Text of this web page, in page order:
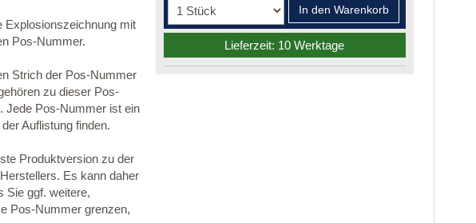
Explosionszeichnung mit
Pos-Nummer.
Strich der Pos-Nummer
zu dieser Pos-
Jede Pos-Nummer ist ein
Auflistung finden.
Produktversion zu der
Es kann daher
Sie ggf. weitere,
Pos-Nummer grenzen,
In den Warenkorb
Lieferzeit: 10 Werktage